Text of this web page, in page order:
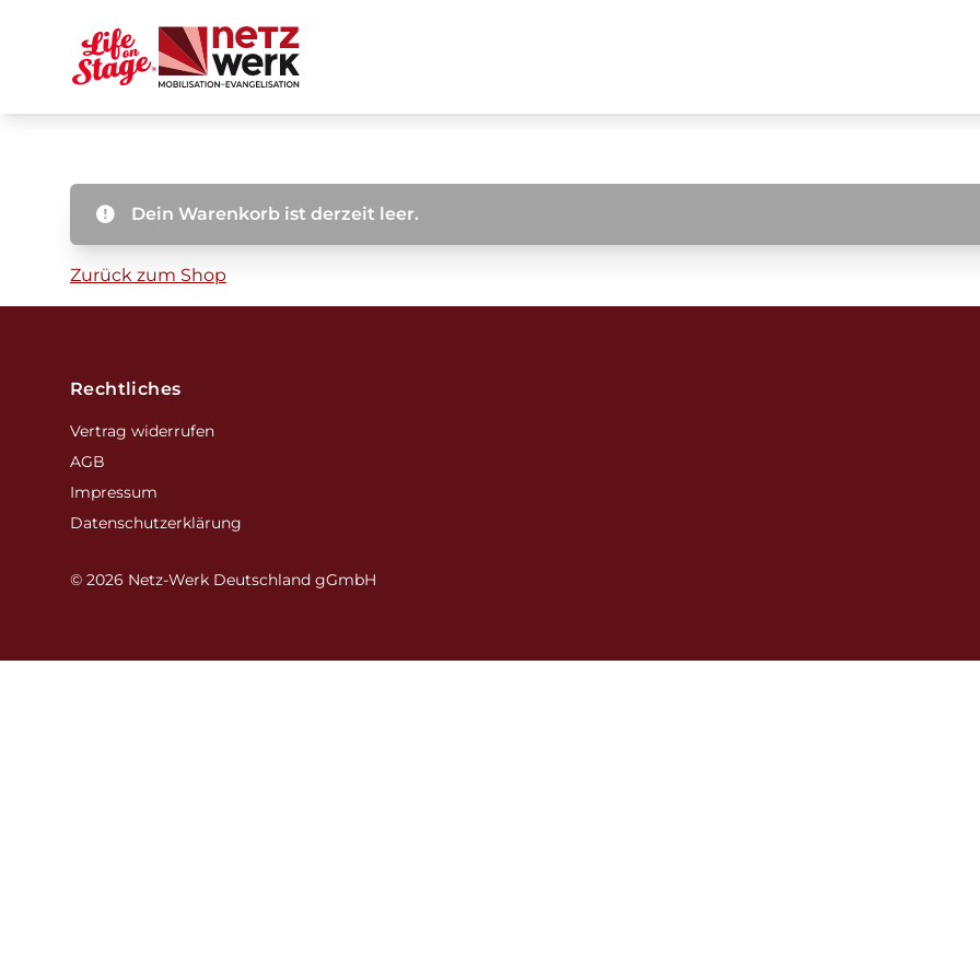
Dein Warenkorb ist derzeit leer.
Zurück zum Shop
Rechtliches
Vertrag widerrufen
AGB
Impressum
Datenschutzerklärung
© 2026 Netz-Werk Deutschland gGmbH